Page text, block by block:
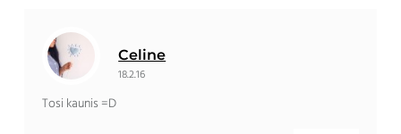
Celine
18.2.16
Tosi kaunis =D